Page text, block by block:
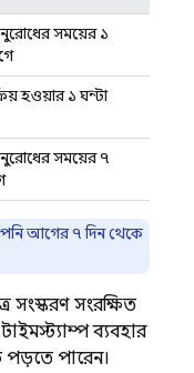
সময়ের ১
হওয়ার ১ ঘন্টা
সময়ের ৭
আগের ৭ দিন থেকে
সংস্করণ সংরক্ষিত
ব্যবহার
পড়তে পারেন।